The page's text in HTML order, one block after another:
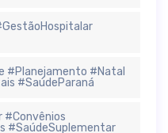
#Planejamento #Natal
#SaúdeParaná
#Convênios
#SaúdeSuplementar